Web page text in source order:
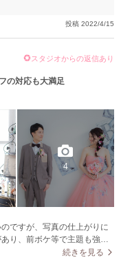
投稿 2022/4/15
スタジオからの返信あり
の対応も大満足
4
ですが、写真の仕上がりに
り、前ボケ等で主題も強調
なら、ウエディングドレス
続きを見る